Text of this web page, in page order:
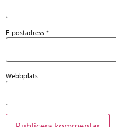
E-postadress *
Webbplats